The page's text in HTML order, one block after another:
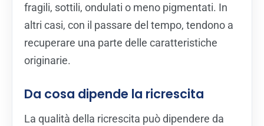
fragili, sottili, ondulati o meno pigmentati. In
altri casi, con il passare del tempo, tendono a
recuperare una parte delle caratteristiche
originarie.
Da cosa dipende la ricrescita
La qualità della ricrescita può dipendere da